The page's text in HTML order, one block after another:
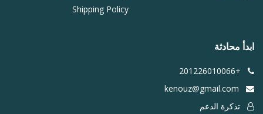
Shipping Policy
ابدأ محادثة
+201226010066
تذكرة الدعم